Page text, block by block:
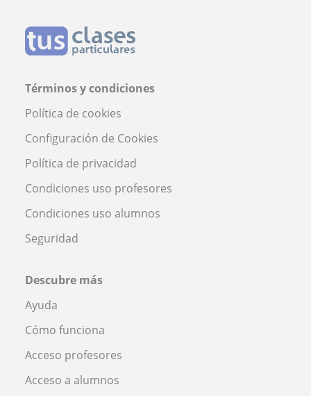
Términos y condiciones
Política de cookies
Configuración de Cookies
Política de privacidad
Condiciones uso profesores
Condiciones uso alumnos
Seguridad
Descubre más
Ayuda
Cómo funciona
Acceso profesores
Acceso a alumnos